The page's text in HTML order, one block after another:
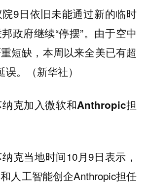
9日依旧未能通过新的临时
政府继续“停摆”。由于空中
短缺，本周以来全美已有超
。（新华社）
克加入微软和Anthropic担
克当地时间10月9日表示，
人工智能创企Anthropic担任